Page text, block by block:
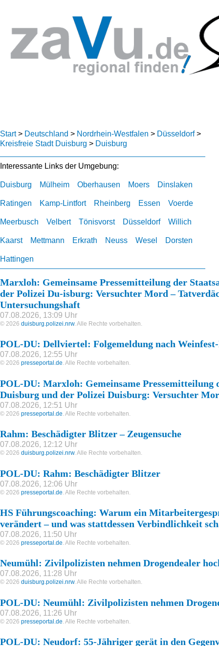
Start> Deutschland > Nordrhein-Westfalen > Düsseldorf>
Kreisfreie Stadt Duisburg > Duisburg
Interessante Links der Umgebung:
Duisburg Mülheim Oberhausen Moers Dinslaken
Ratingen Kamp-Lintfort Rheinberg Essen Voerde
Meerbusch Velbert Tönisvorst Düsseldorf Willich
Kaarst Mettmann Erkrath Neuss Wesel Dorsten
Hattingen
Marxloh: Gemeinsame Pressemitteilung der
der Polizei Du-isburg: Versuchter Mord –
Untersuchungshaft
07.08.2026, 13:09 Uhr
© 2026 duisburg.polizei.nrw. Alle Rechte vorbehalten.
POL-DU: Dellviertel: Folgemeldung nach
07.08.2026, 12:55 Uhr
© 2026 presseportal.de. Alle Rechte vorbehalten.
POL-DU: Marxloh: Gemeinsame Pressemitteilung
Duisburg und der Polizei Duisburg: Versuchter
07.08.2026, 12:51 Uhr
© 2026 presseportal.de . Alle Rechte vorbehalten.
Rahm: Beschädigter Blitzer – Zeugensuche
07.08.2026, 12:12 Uhr
© 2026 duisburg.polizei.nrw. Alle Rechte vorbehalten.
POL-DU: Rahm: Beschädigter Blitzer
07.08.2026, 12:06 Uhr
© 2026 presseportal.de . Alle Rechte vorbehalten.
HS Führungscoaching: Warum ein
verändert – und was stattdessen Verbindlichkeit
07.08.2026, 11:50 Uhr
© 2026 presseportal.de. Alle Rechte vorbehalten.
Neumühl: Zivilpolizisten nehmen Drogendealer
07.08.2026, 11:28 Uhr
© 2026 duisburg.polizei.nrw. Alle Rechte vorbehalten.
POL-DU: Neumühl: Zivilpolizisten nehmen
07.08.2026, 11:26 Uhr
© 2026 presseportal.de . Alle Rechte vorbehalten.
POL-DU: Neudorf: 55-Jähriger gerät in den